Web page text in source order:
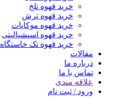
خرید قهوه تلخ
خرید قهوه ترش
خرید قهوه موکاپات
خرید قهوه اسپشیالیتی
خرید قهوه تک خاستگاه
مقالات
درباره ما
تماس با ما
علاقه مندی
ورود / ثبت نام